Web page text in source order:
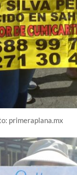
primeraplana.mx